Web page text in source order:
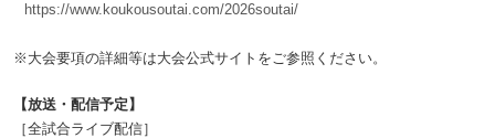
https://www.koukousoutai.com/2026soutai/
※大会要項の詳細等は大会公式サイトをご参照ください。
【放送・配信予定】
［全試合ライブ配信］